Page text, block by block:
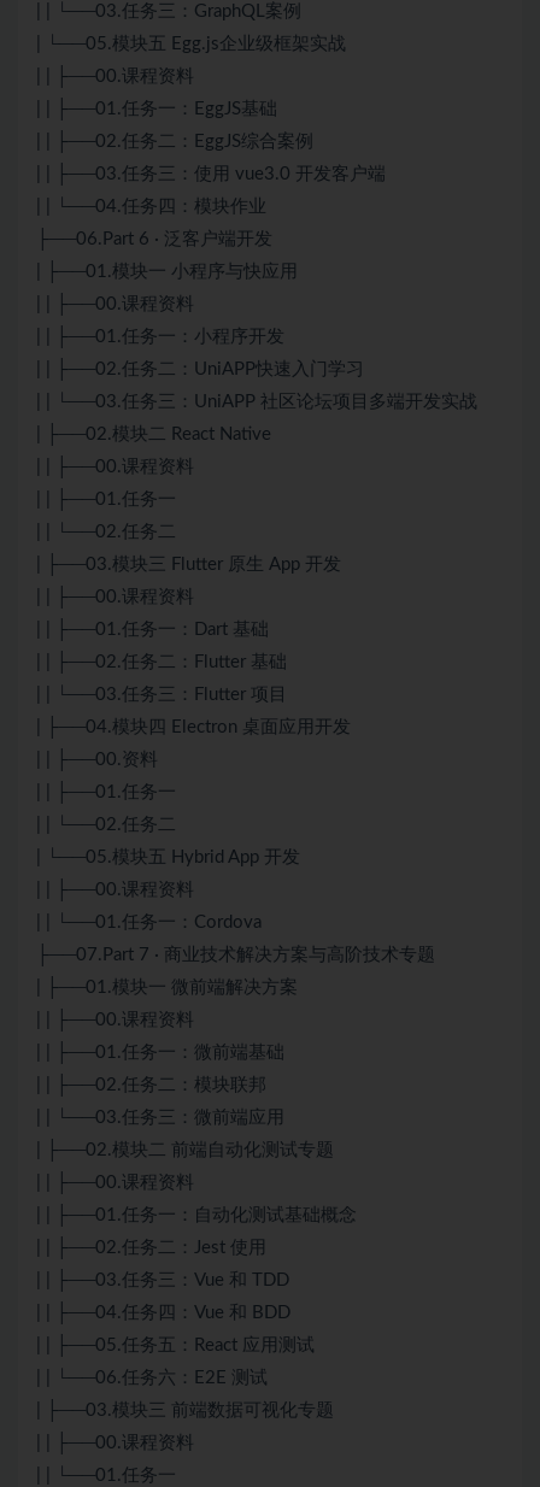
| | └──03.任务三：GraphQL案例
| └──05.模块五 Egg.js企业级框架实战
| | ├──00.课程资料
| | ├──01.任务一：EggJS基础
| | ├──02.任务二：EggJS综合案例
| | ├──03.任务三：使用 vue3.0 开发客户端
| | └──04.任务四：模块作业
├──06.Part 6 · 泛客户端开发
| ├──01.模块一 小程序与快应用
| | ├──00.课程资料
| | ├──01.任务一：小程序开发
| | ├──02.任务二：UniAPP快速入门学习
| | └──03.任务三：UniAPP 社区论坛项目多端开发实战
| ├──02.模块二 React Native
| | ├──00.课程资料
| | ├──01.任务一
| | └──02.任务二
| ├──03.模块三 Flutter 原生 App 开发
| | ├──00.课程资料
| | ├──01.任务一：Dart 基础
| | ├──02.任务二：Flutter 基础
| | └──03.任务三：Flutter 项目
| ├──04.模块四 Electron 桌面应用开发
| | ├──00.资料
| | ├──01.任务一
| | └──02.任务二
| └──05.模块五 Hybrid App 开发
| | ├──00.课程资料
| | └──01.任务一：Cordova
├──07.Part 7 · 商业技术解决方案与高阶技术专题
| ├──01.模块一 微前端解决方案
| | ├──00.课程资料
| | ├──01.任务一：微前端基础
| | ├──02.任务二：模块联邦
| | └──03.任务三：微前端应用
| ├──02.模块二 前端自动化测试专题
| | ├──00.课程资料
| | ├──01.任务一：自动化测试基础概念
| | ├──02.任务二：Jest 使用
| | ├──03.任务三：Vue 和 TDD
| | ├──04.任务四：Vue 和 BDD
| | ├──05.任务五：React 应用测试
| | └──06.任务六：E2E 测试
| ├──03.模块三 前端数据可视化专题
| | ├──00.课程资料
| | └──01.任务一